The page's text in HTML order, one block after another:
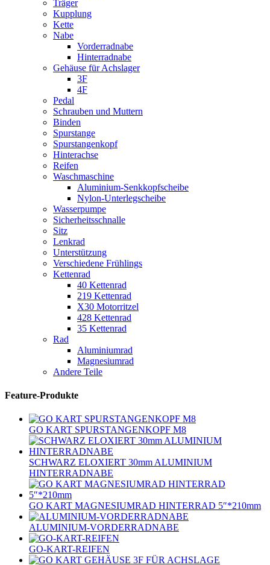
Träger
Kupplung
Kette
Nabe
Vorderradnabe
Hinterradnabe
Gehäuse für Achslager
3F
4F
Pedal
Schrauben und Muttern
Binden
Spurstange
Spurstangenkopf
Hinterachse
Reifen
Waschmaschine
Aluminium-Senkkopfscheibe
Nylon-Unterlegscheibe
Wasserpumpe
Sicherheitsschnalle
Sitz
Lenkrad
Unterstützung
Verschiedene Frühlings
Kettenrad
40 Kettenrad
219 Kettenrad
X30 Motorritzel
428 Kettenrad
35 Kettenrad
Rad
Aluminiumrad
Magnesiumrad
Andere Teile
Feature-Produkte
GO KART SPURSTANGENKOPF M8
SCHWARZ ELOXIERT 30mm ALUMINIUM
HINTERRADNABE
GO KART MAGNESIUMRAD HINTERRAD 5″*210mm
ALUMINIUM-VORDERRADNABE
GO-KART-REIFEN